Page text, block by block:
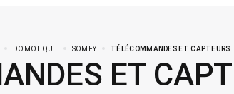
DOMOTIQUE SOMFY TÉLÉCOMMANDES ET CAPTEURS
ET